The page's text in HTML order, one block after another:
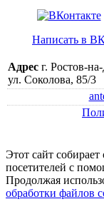
Написать в
Адрес г. Ростов-
ул. Соколова, 85/3
Этот сайт
посетителей c
Продолжая
обработки файлов